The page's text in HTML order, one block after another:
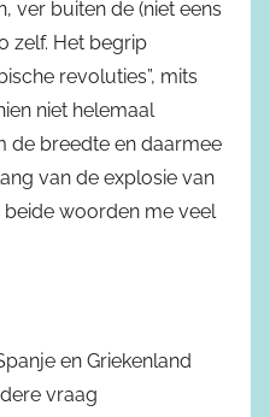
ver buiten de (niet eens
zelf. Het begrip
revoluties”, mits
niet helemaal
de breedte en daarmee
van de explosie van
woorden me veel
en Griekenland
vraag